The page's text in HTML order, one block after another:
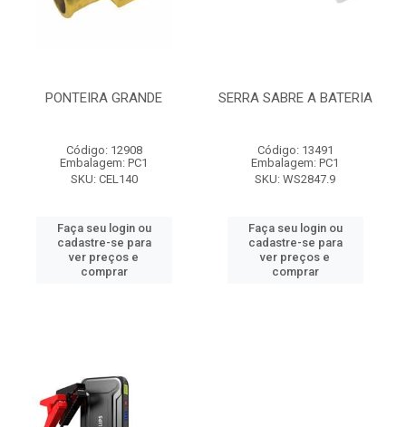
PONTEIRA GRANDE
Código: 12908
Embalagem: PC1
SKU: CEL140
Faça seu login ou
cadastre-se para
ver preços e
comprar
SERRA SABRE A BATERIA
Código: 13491
Embalagem: PC1
SKU: WS2847.9
Faça seu login ou
cadastre-se para
ver preços e
comprar